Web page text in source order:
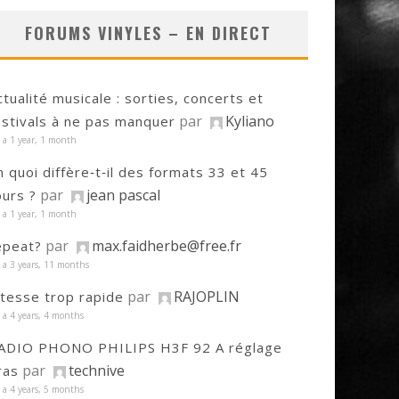
FORUMS VINYLES – EN DIRECT
musicale : sorties, concerts et
à ne pas manquer par Kyliano
a 1 year, 1 month
quoi diffère‑t‑il des formats 33 et 45
? par jean pascal
a 1 year, 1 month
par max.faidherbe@free.fr
a 3 years, 11 months
trop rapide par RAJOPLIN
a 4 years, 4 months
PHONO PHILIPS H3F 92 A réglage
par technive
a 4 years, 5 months